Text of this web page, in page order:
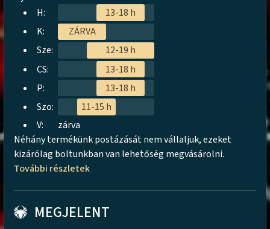
H:
13-18 h
K:
ZÁRVA
Sze:
12-19 h
CS:
13-18 h
P:
13-18 h
Szo:
11-15 h
V:
zárva
Néhány termékünk postázását nem vállaljuk, ezeket
kizárólag boltunkban van lehetőség megvásárolni.
További részletek
MEGJELENT